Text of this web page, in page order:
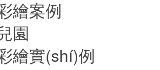
繪案例
園
繪實(shí)例